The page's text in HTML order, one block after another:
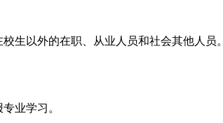
生以外的在职、从业人员和社会其他人员。
业学习。